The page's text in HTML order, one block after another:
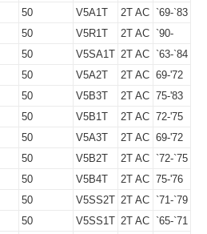
50 V5A1T 2T AC `69-`83
50 V5R1T 2T AC `90-
50 V5SA1T 2T AC `63-`84
50 V5A2T 2T AC 69-'72
50 V5B3T 2T AC 75-'83
50 V5B1T 2T AC 72-'75
50 V5A3T 2T AC 69-'72
50 V5B2T 2T AC `72-`75
50 V5B4T 2T AC 75-'76
50 V5SS2T 2T AC `71-`79
50 V5SS1T 2T AC `65-`71